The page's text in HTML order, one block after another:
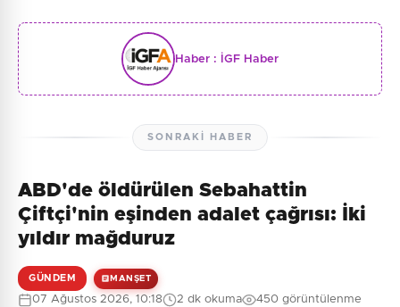
Haber : İGF Haber
SONRAKI HABER
ABD'de öldürülen Sebahattin
Çiftçi'nin eşinden adalet çağrısı: İki
yıldır mağduruz
GÜNDEM MANŞET
07 Ağustos 2026, 10:18 2 dk okuma 450 görüntülenme